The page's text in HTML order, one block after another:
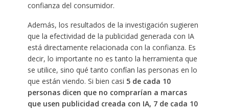
confianza del consumidor.
Además, los resultados de la investigación sugieren
que la efectividad de la publicidad generada con IA
está directamente relacionada con la confianza. Es
decir, lo importante no es tanto la herramienta que
se utilice, sino qué tanto confían las personas en lo
que están viendo. Si bien casi 5 de cada 10
personas dicen que no comprarían a marcas
que usen publicidad creada con IA, 7 de cada 10